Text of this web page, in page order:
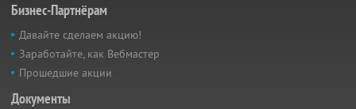
Бизнес-Партнёрам
Давайте сделаем акцию!
Заработайте, как Вебмастер
Прошедшие акции
Документы